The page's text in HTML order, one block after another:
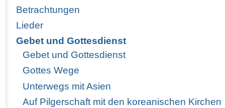
Betrachtungen
Lieder
Gebet und Gottesdienst
Gebet und Gottesdienst
Gottes Wege
Unterwegs mit Asien
Auf Pilgerschaft mit den koreanischen Kirchen